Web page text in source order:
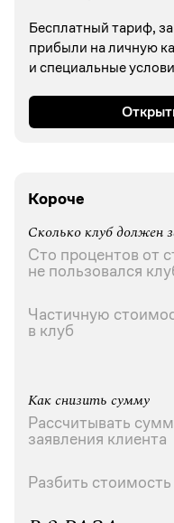
Бесплатный тариф,
прибыли на личную
и специальные
Короче
Сколько клуб должен
Сто процентов от
не пользовался
Частичную
в клуб
Как снизить сумму
Рассчитывать
заявления клиента
Разбить